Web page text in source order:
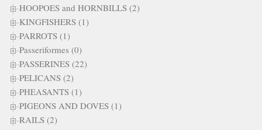
HOOPOES and HORNBILLS (2)
KINGFISHERS (1)
PARROTS (1)
Passeriformes (0)
PASSERINES (22)
PELICANS (2)
PHEASANTS (1)
PIGEONS AND DOVES (1)
RAILS (2)